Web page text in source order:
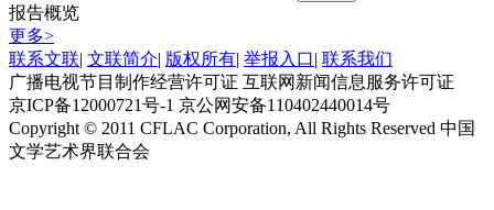
报告概览
更多>
联系文联| 文联简介| 版权所有| 举报入口| 联系我们
广播电视节目制作经营许可证 互联网新闻信息服务许可证
京ICP备12000721号-1 京公网安备110402440014号
Copyright © 2011 CFLAC Corporation, All Rights Reserved 中国
文学艺术界联合会